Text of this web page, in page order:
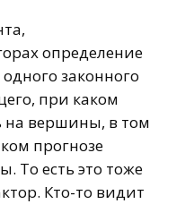
определение
законного
при каком
на вершины, в том
прогнозе
То есть это тоже
Кто-то видит